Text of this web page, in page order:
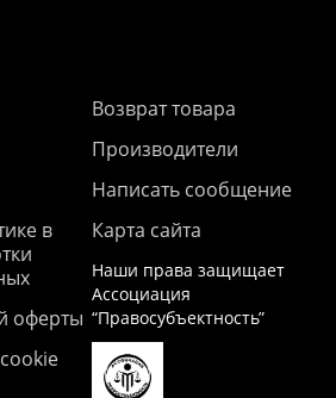
в
оферты
Возврат товара
Производители
Написать сообщение
Карта сайта
Наши права защищает
Ассоциация
“Правосубъектность”